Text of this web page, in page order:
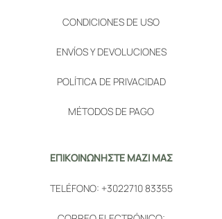
CONDICIONES DE USO
ENVÍOS Y DEVOLUCIONES
POLÍTICA DE PRIVACIDAD
MÉTODOS DE PAGO
ΕΠΙΚΟΙΝΩΝΗΣΤΕ ΜΑΖΙ ΜΑΣ
TELÉFONO: +3022710 83355